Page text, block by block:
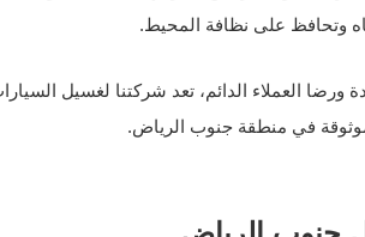
وتحافظ على نظافة المحيط.
العملاء الدائم، تعد شركتنا لغسيل
في منطقة جنوب الرياض.